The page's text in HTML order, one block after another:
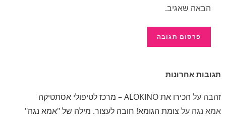
הבאה שאגיב.
תגובות אחרונות
זהבהעלהכירו את ALOKINO – מרכז לטיפולי אסתטיקה
אמא נגהעלצומת הגומא! חובה לעצור. מילה של "אמא נגה"